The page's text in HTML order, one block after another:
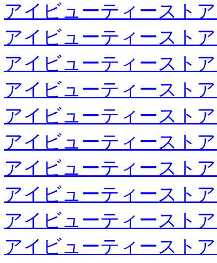
アイビューティースト
アイビューティースト
アイビューティースト
アイビューティースト
アイビューティースト
アイビューティースト
アイビューティースト
アイビューティースト
アイビューティースト
アイビューティースト